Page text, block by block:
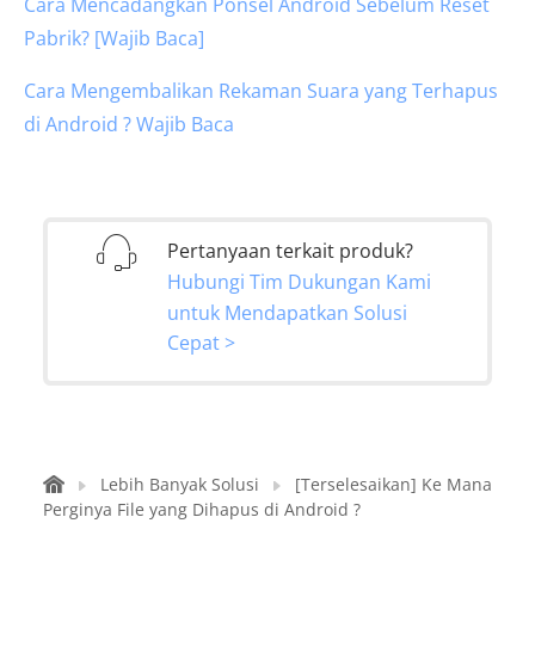
Pabrik? [Wajib Baca]
Cara Mengembalikan Rekaman Suara yang Terhapus
di Android ? Wajib Baca
Pertanyaan terkait produk?
Hubungi Tim Dukungan Kami
untuk Mendapatkan Solusi
Cepat >
Lebih Banyak Solusi
[Terselesaikan] Ke Mana
Perginya File yang Dihapus di Android ?